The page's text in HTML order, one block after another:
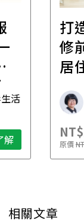
活
解
打
修
居
原價
相關文章